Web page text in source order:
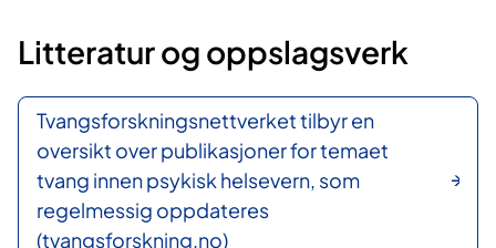
Litteratur og oppslagsverk
Tvangsforskningsnettverket tilbyr en
oversikt over publikasjoner for temaet
tvang innen psykisk helsevern, som
regelmessig oppdateres
(tvangsforskning.no)